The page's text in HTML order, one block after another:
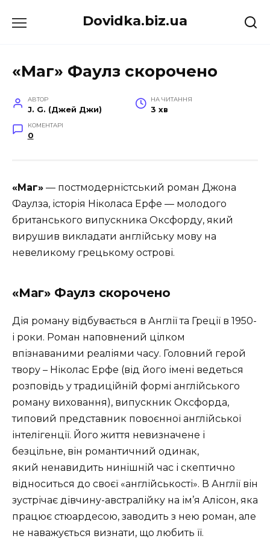
до
Dovidka.biz.ua
«Маг» Фаулз скорочено
АВТОР
J. G. (Джей Джи)
НА ЧИТАННЯ
3 хв
КОМЕНТАРІ
0
«Маг» — постмодерністський роман Джона
Фаулза, історія Ніколаса Ерфе — молодого
британського випускника Оксфорду, який
вирушив викладати англійську мову на
невеликому грецькому острові.
«Маг» Фаулз скорочено
Дія роману відбувається в Англії та Греції в 1950-
і роки. Роман наповнений цілком
впізнаваними реаліями часу. Головний герой
твору – Ніколас Ерфе (від його імені ведеться
розповідь у традиційній формі англійського
роману виховання), випускник Оксфорда,
типовий представник повоєнної англійської
інтелігенції. Його життя невизначене і
безцільне, він романтичний одинак,
який ненавидить нинішній час і скептично
відноситься до своєї «англійськості». В Англії він
зустрічає дівчину-австралійку на ім’я Алісон, яка
працює стюардесою, заводить з нею роман, але
не наважується визнати, що любить її.